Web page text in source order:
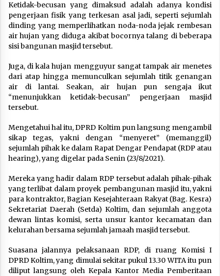
Ketidak-becusan yang dimaksud adalah adanya kondisi
pengerjaan fisik yang terkesan asal jadi, seperti sejumlah
dinding yang memperlihatkan noda-noda jejak rembesan
air hujan yang diduga akibat bocornya talang di beberapa
sisi bangunan masjid tersebut.
Juga, di kala hujan mengguyur sangat tampak air menetes
dari atap hingga memunculkan sejumlah titik genangan
air di lantai. Seakan, air hujan pun sengaja ikut
“menunjukkan ketidak-becusan” pengerjaan masjid
tersebut.
Mengetahui hal itu, DPRD Koltim pun langsung mengambil
sikap tegas, yakni dengan “menyeret” (memanggil)
sejumlah pihak ke dalam Rapat Dengar Pendapat (RDP atau
hearing), yang digelar pada Senin (23/8/2021).
Mereka yang hadir dalam RDP tersebut adalah pihak-pihak
yang terlibat dalam proyek pembangunan masjid itu, yakni
para kontraktor, Bagian Kesejahteraan Rakyat (Bag. Kesra)
Sekretariat Daerah (Setda) Koltim, dan sejumlah anggota
dewan lintas komisi, serta unsur kantor kecamatan dan
kelurahan bersama sejumlah jamaah masjid tersebut.
Suasana jalannya pelaksanaan RDP, di ruang Komisi I
DPRD Koltim, yang dimulai sekitar pukul 13.30 WITA itu pun
diliput langsung oleh Kepala Kantor Media Pemberitaan